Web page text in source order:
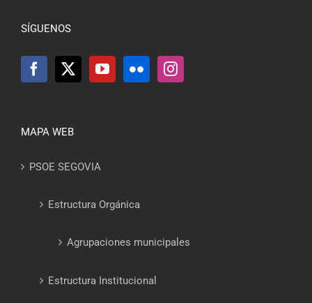
SÍGUENOS
MAPA WEB
PSOE SEGOVIA
Estructura Orgánica
Agrupaciones municipales
Estructura Institucional